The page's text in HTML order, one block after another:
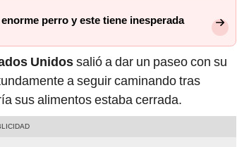
perro y este tiene inesperada
Unidossalió a dar un paseo con su
a seguir caminando tras
sus alimentos estaba cerrada.